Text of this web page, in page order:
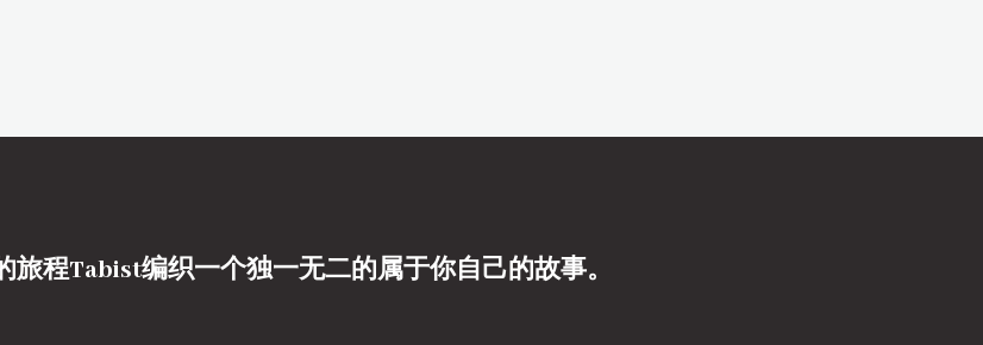
旅程Tabist编织一个独一无二的属于你自己的故事。